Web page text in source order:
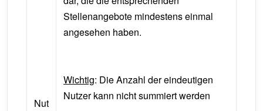
Nut
Stellenangebote mindestens einmal
angesehen haben.
Wichtig: Die Anzahl der eindeutigen
Nutzer kann nicht summiert werden